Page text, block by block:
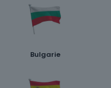
Bulgarie